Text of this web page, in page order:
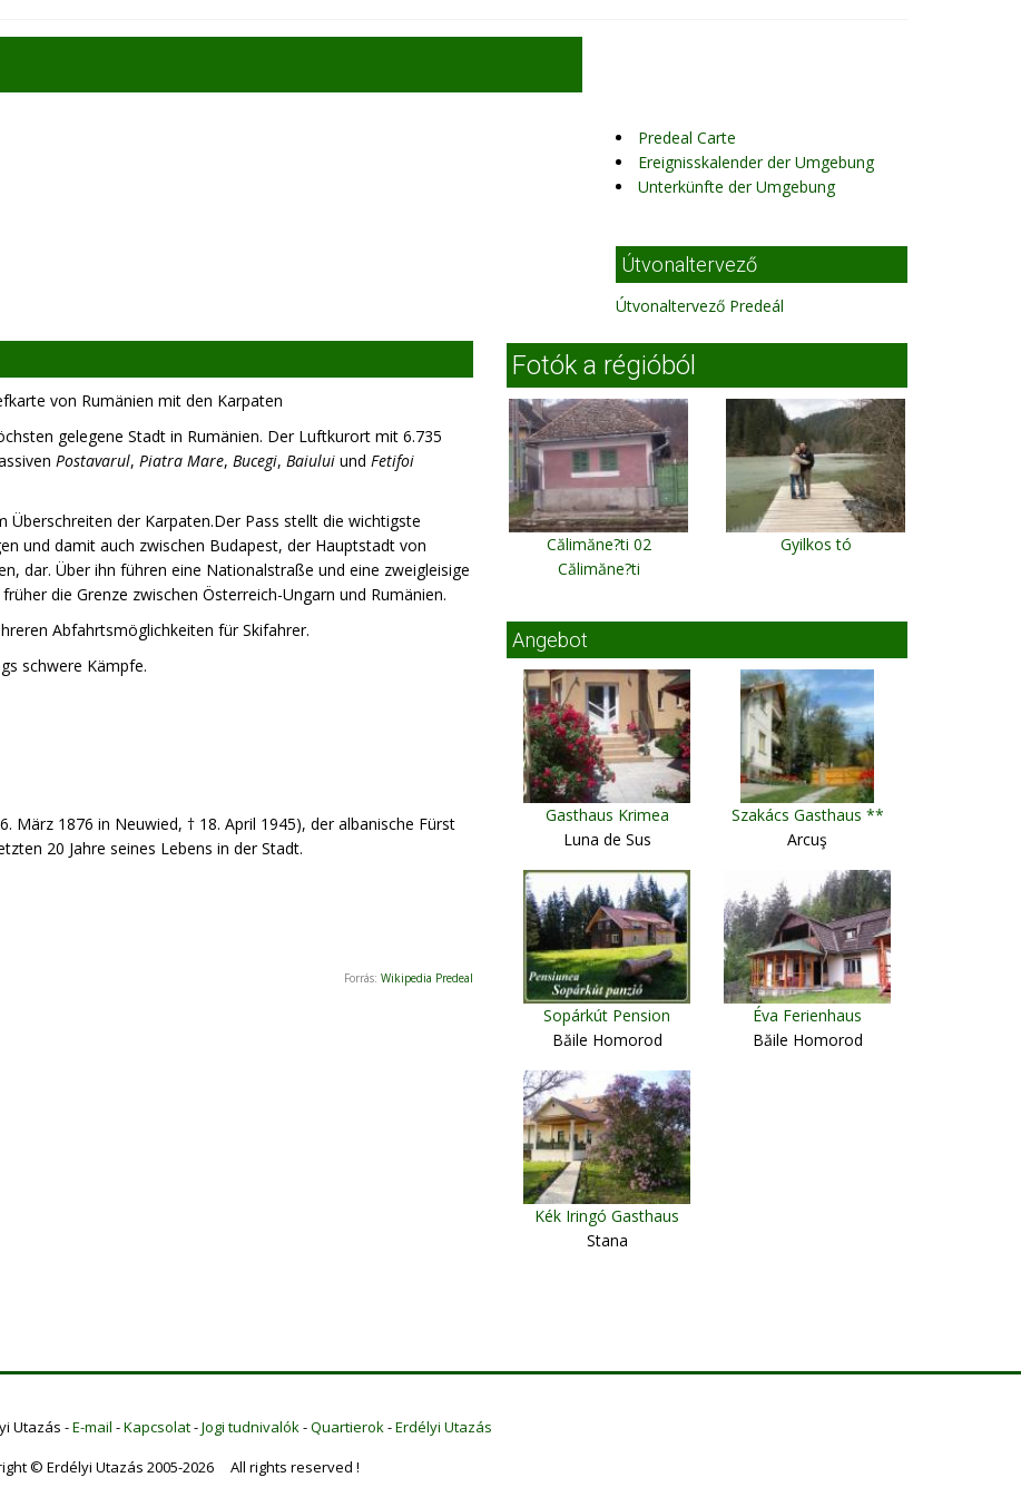
Predeal Carte
Ereignisskalender der Umgebung
Unterkünfte der Umgebung
Útvonaltervező
Útvonaltervező Predeál
von Rumänien mit den Karpaten
gelegene Stadt in Rumänien. Der Luftkurort mit 6.735
Postavarul, Piatra Mare, Bucegi, Baiului und Fetifoi
der Karpaten.Der Pass stellt die wichtigste
und damit auch zwischen Budapest, der Hauptstadt von
dar. Über ihn führen eine Nationalstraße und eine zweigleisige
die Grenze zwischen Österreich-Ungarn und Rumänien.
Abfahrtsmöglichkeiten für Skifahrer.
schwere Kämpfe.
März 1876 in Neuwied, † 18. April 1945), der albanische Fürst
20 Jahre seines Lebens in der Stadt.
Forrás: Wikipedia Predeal
Fotók a régióból
Călimăne?ti 02
Călimăne?ti
Gyilkos tó
Angebot
Gasthaus Krimea
Luna de Sus
Szakács Gasthaus **
Arcuş
Sopárkút Pension
Băile Homorod
Éva Ferienhaus
Băile Homorod
Kék Iringó Gasthaus
Stana
Utazás -E-mail -Kapcsolat-Jogi tudnivalók-Quartierok-Erdélyi Utazás
© Erdélyi Utazás 2005-2026 All rights reserved !